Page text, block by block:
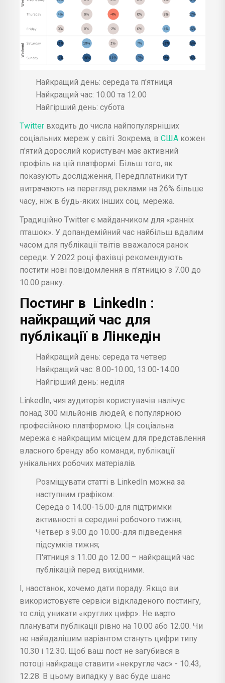
Найкращий день: середа та п'ятниця
Найкращий час: 10.00 та 12.00
Найгірший день: субота
Twitter входить до числа найпопулярніших
соціальних мереж у світі. Зокрема, в США кожен
п'ятий дорослий користувач має активний
профіль на цій платформі. Більш того, як
показують дослідження, Передплатники тут
витрачають на перегляд реклами на 26% більше
часу, ніж в будь-яких інших соц. мережа.
Традиційно Twitter є майданчиком для «ранніх
пташок». У допандемійний час найбільш вдалим
часом для публікації твітів вважалося ранок
середи. У 2022 році фахівці рекомендують
постити нові повідомлення в п'ятницю з 7.00 до
10.00 ранку.
Постинг в LinkedIn :
найкращий час для
публікації в Лінкедін
Найкращий день: середа та четвер
Найкращий час: 8.00-10.00, 13.00-14.00
Найгірший день: неділя
LinkedIn, чия аудиторія користувачів налічує
понад 300 мільйонів людей, є популярною
професійною платформою. Ця соціальна
мережа є найкращим місцем для представлення
власного бренду або команди, публікації
унікальних робочих матеріалів
Розміщувати статті в LinkedIn можна за
наступним графіком:
Середа о 14.00-15.00-для підтримки
активності в середині робочого тижня;
Четвер з 9.00 до 10.00-для підведення
підсумків тижня;
П'ятниця з 11.00 до 12.00 – найкращий час
публікацій перед вихідними.
І, наостанок, хочемо дати пораду. Якщо ви
використовуєте сервіси відкладеного постингу,
то слід уникати «круглих цифр». Не варто
планувати публікації рівно на 10.00 або 12.00. Чи
не найвдалішим варіантом стануть цифри типу
10.30 і 12.30. Щоб ваш пост не загубився в
потоці найкраще ставити «некругле час» - 10.43,
12.28. В цьому випадку у вас буде шанс